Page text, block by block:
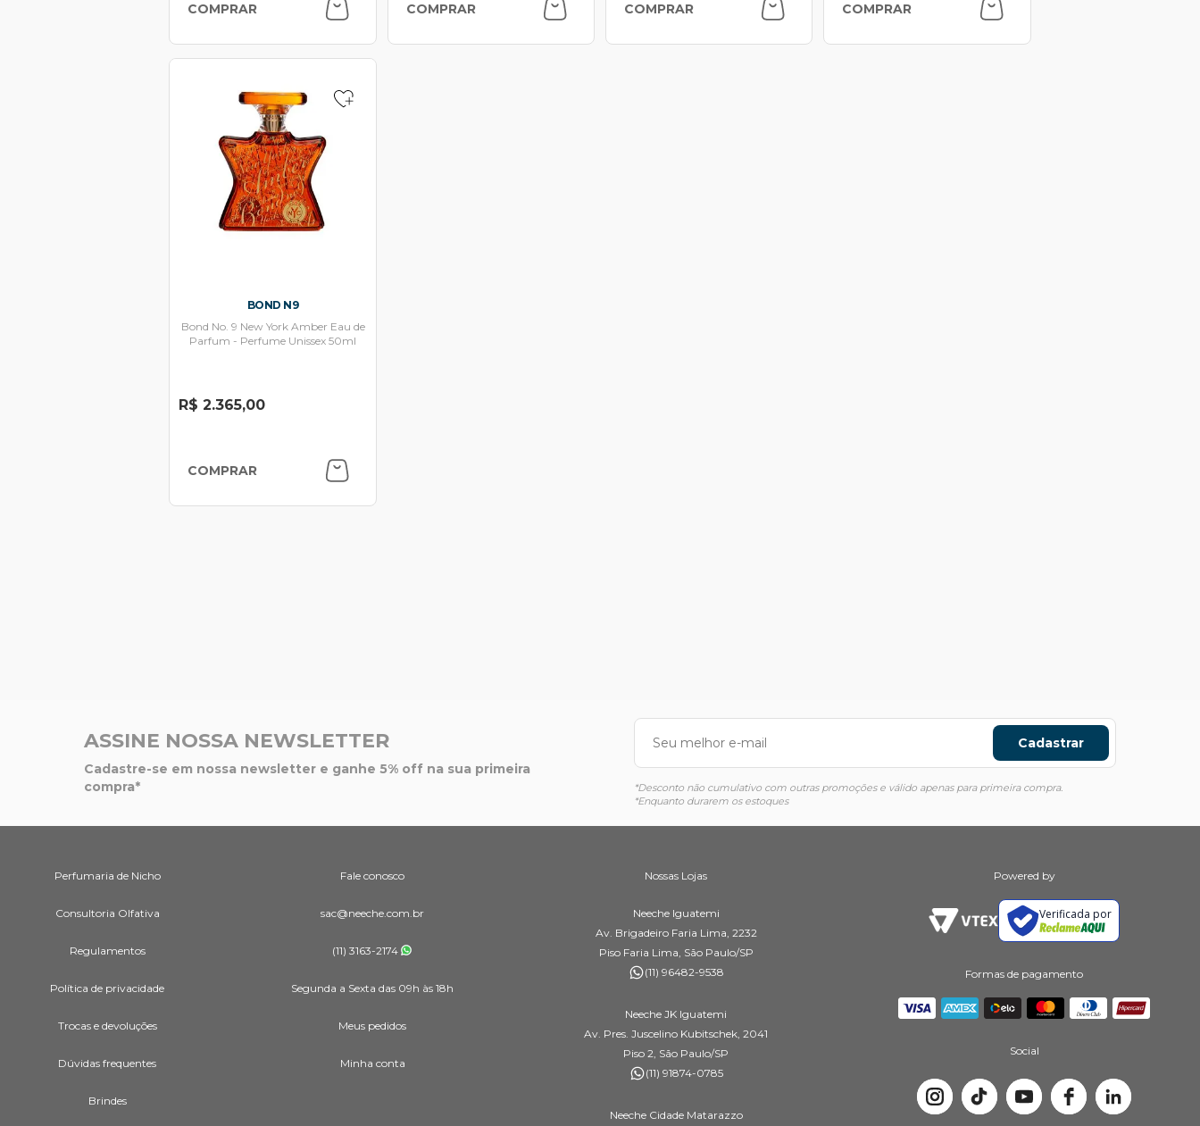
COMPRAR COMPRAR COMPRAR COMPRAR
BOND N9
Bond No. 9 New York Amber Eau de
Parfum - Perfume Unissex 50ml
R$ 2.365,00
COMPRAR
ASSINE NOSSA NEWSLETTER
Cadastre-se em nossa newsletter e ganhe 5% off na sua primeira
compra*
Cadastrar
*Desconto não cumulativo com outras promoções e válido apenas para primeira compra.
*Enquanto durarem os estoques
Perfumaria de Nicho
Consultoria Olfativa
Regulamentos
Política de privacidade
Trocas e devoluções
Dúvidas frequentes
Brindes
Fale conosco
sac@neeche.com.br
(11) 3163-2174
Segunda a Sexta das 09h às 18h
Meus pedidos
Minha conta
Nossas Lojas
Neeche Iguatemi
Av. Brigadeiro Faria Lima, 2232
Piso Faria Lima, São Paulo/SP
(11) 96482-9538
Neeche JK Iguatemi
Av. Pres. Juscelino Kubitschek, 2041
Piso 2, São Paulo/SP
(11) 91874-0785
Neeche Cidade Matarazzo
Powered by
Verificada por
Formas de pagamento
Social